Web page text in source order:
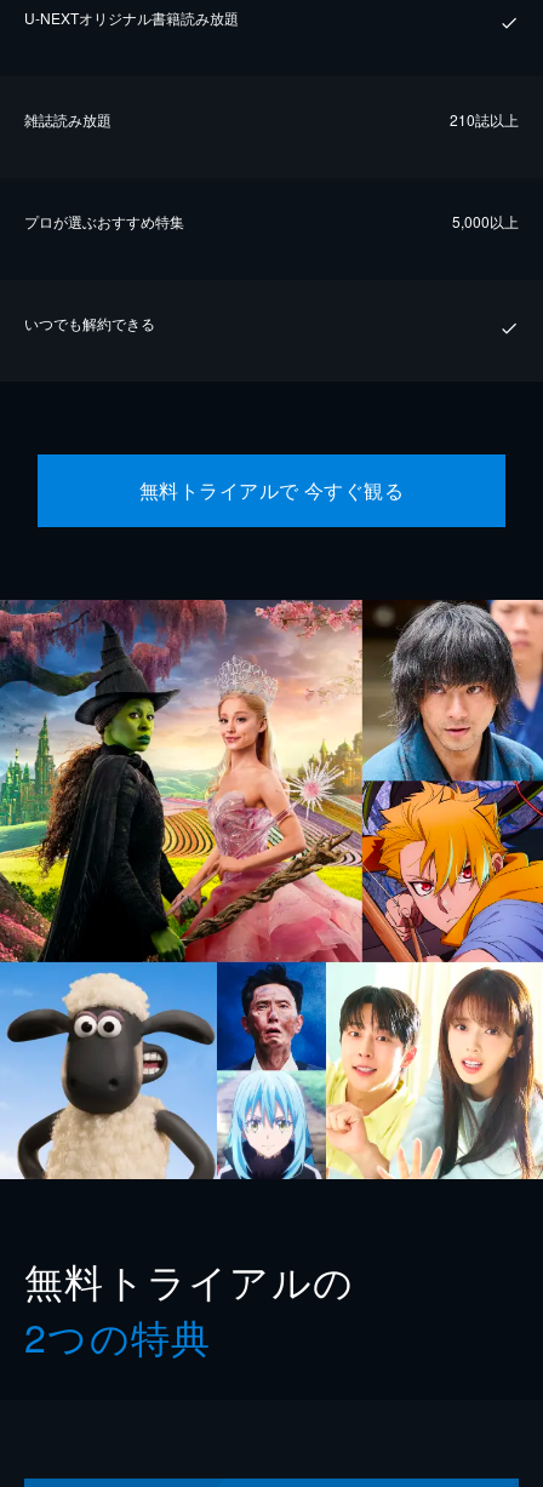
U-NEXTオリジナル書籍読み放題
雑誌読み放題 210誌以上
プロが選ぶおすすめ特集 5,000以上
いつでも解約できる
無料トライアルで 今すぐ観る
無料トライアルの
2つの特典